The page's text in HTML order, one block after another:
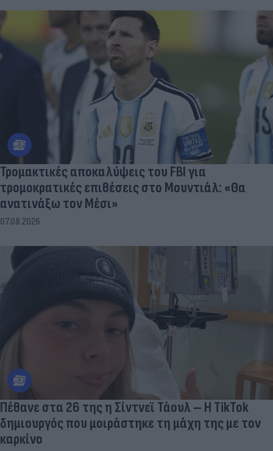
Τρομακτικές αποκαλύψεις του FBI για
τρομοκρατικές επιθέσεις στο Μουντιάλ: «Θα
ανατινάξω τον Μέσι»
07.08.2026
Πέθανε στα 26 της η Σίντνεϊ Τάουλ – Η TikTok
δημιουργός που μοιράστηκε τη μάχη της με τον
καρκίνο